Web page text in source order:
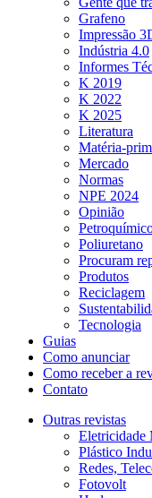
Grafeno
Impressão
Indústria 4.0
Informes
K 2019
K 2022
K 2025
Literatura
Matéria-
Mercado
Normas
NPE 2024
Opinião
Poliuretano
Procuram
Produtos
Reciclagem
Tecnologia
Guias
Como anunciar
Como receber a
Contato
Outras revistas
Eletricidade
Plástico
Redes,
Fotovolt